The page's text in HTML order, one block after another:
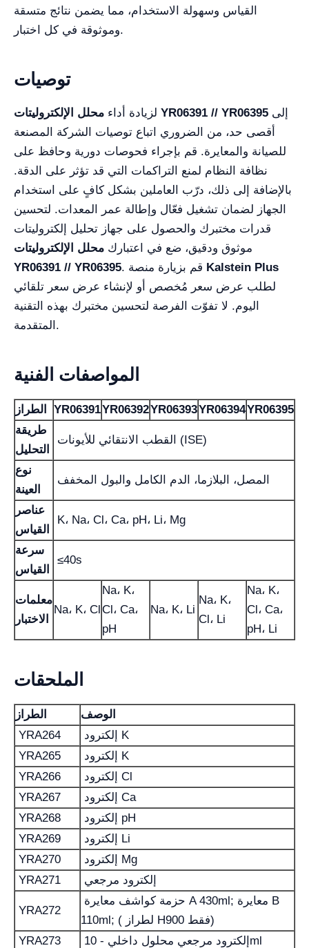
القياس وسهولة الاستخدام، مما يضمن نتائج متسقة
وموثوقة في كل اختبار.
توصيات
لزيادة أداء محلل الإلكتروليتات YR06391 // YR06395
أقصى حد، من الضروري اتباع توصيات الشركة المصنعة
للصيانة والمعايرة. قم بإجراء فحوصات دورية وحافظ على
نظافة النظام لمنع التراكمات التي قد تؤثر على الدقة.
بالإضافة إلى ذلك، درّب العاملين بشكل كافٍ على استخدام
الجهاز لضمان تشغيل فعّال وإطالة عمر المعدات. لتحسين
قدرات مختبرك والحصول على جهاز تحليل إلكتروليتات
موثوق ودقيق، ضع في اعتبارك محلل الإلكتروليتات
YR06391 // YR06395
Kalstein Plus
لطلب عرض سعر مُخصص أو لإنشاء عرض سعر تلقائي
اليوم. لا تفوّت الفرصة لتحسين مختبرك بهذه التقنية
المتقدمة.
المواصفات الفنية
الطراز YR06391YR06392YR06393YR06394YR06395
طريقة
التحليل
القطب الانتقائي للأيونات (ISE)
نوع
العينة
المصل، البلازما، الدم الكامل والبول المخفف
عناصر
القياس
K، Na، Cl، Ca، pH، Li، Mg
سرعة
القياس
≤40s
معلمات
الاختبار
Na، K، Cl
Na، K،
Cl، Ca،
pH
Na، K، Li
Na، K،
Cl، Li
Na، K،
Cl، Ca،
pH، Li
الملحقات
الطراز
الوصف
YRA264
إلكترود K
YRA265
إلكترود K
YRA266
إلكترود Cl
YRA267
إلكترود Ca
YRA268
إلكترود pH
YRA269
إلكترود Li
YRA270
إلكترود Mg
YRA271
إلكترود مرجعي
YRA272
110ml; ( لطراز H900 فقط)
YRA273
إلكترود مرجعي محلول داخلي - 10ml